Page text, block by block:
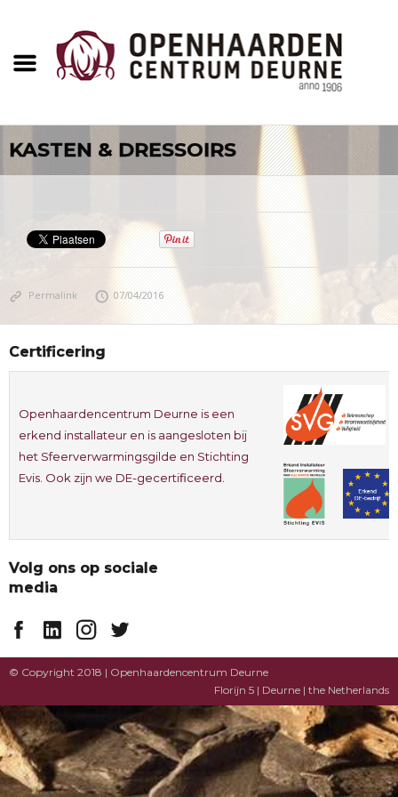
KASTEN & DRESSOIRS
Permalink 07/04/2016
Certificering
Openhaardencentrum Deurne is een
erkend installateur en is aangesloten bij
het Sfeerverwarmingsgilde en Stichting
Evis. Ook zijn we DE-gecertificeerd.
Volg ons op sociale
media
© Copyright 2018 | Openhaardencentrum Deurne
Florijn 5 | Deurne | the Netherlands